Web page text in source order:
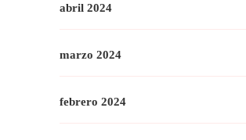
abril 2024
marzo 2024
febrero 2024